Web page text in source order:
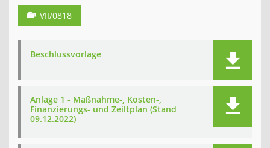
VII/0818
Beschlussvorlage
Anlage 1 - Maßnahme-, Kosten-,
Finanzierungs- und Zeiltplan (Stand
09.12.2022)